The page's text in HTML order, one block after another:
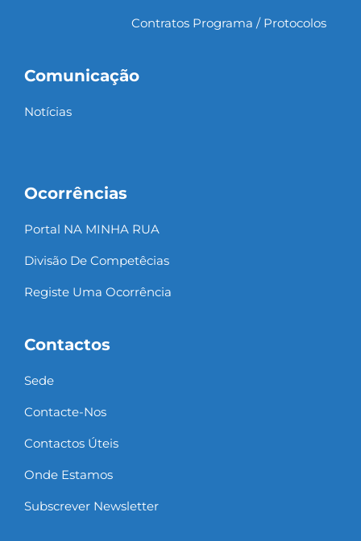
Contratos Programa / Protocolos
Comunicação
Notícias
Ocorrências
Portal NA MINHA RUA
Divisão De Competêcias
Registe Uma Ocorrência
Contactos
Sede
Contacte-Nos
Contactos Úteis
Onde Estamos
Subscrever Newsletter